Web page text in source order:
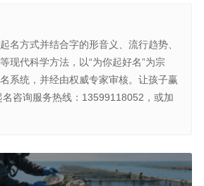
名方式并结合字的形音义、流行趋势、
现代科学方法，以“为你起好名”为宗
系统，并经由权威专家审核。让孩子赢
咨询服务热线：13599118052，或加